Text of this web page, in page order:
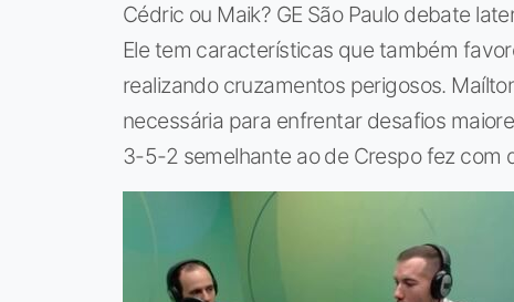
Cédric ou Maik? GE São Paulo debate
Ele tem características que também
realizando cruzamentos perigosos.
necessária para enfrentar desafios
3-5-2 semelhante ao de Crespo fez com